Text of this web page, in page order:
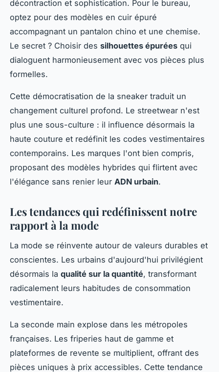
décontraction et sophistication. Pour le bureau,
optez pour des modèles en cuir épuré
accompagnant un pantalon chino et une chemise.
Le secret ? Choisir des silhouettes épurées qui
dialoguent harmonieusement avec vos pièces plus
formelles.
Cette démocratisation de la sneaker traduit un
changement culturel profond. Le streetwear n'est
plus une sous-culture : il influence désormais la
haute couture et redéfinit les codes vestimentaires
contemporains. Les marques l'ont bien compris,
proposant des modèles hybrides qui flirtent avec
l'élégance sans renier leur ADN urbain.
Les tendances qui redéfinissent notre
rapport à la mode
La mode se réinvente autour de valeurs durables et
conscientes. Les urbains d'aujourd'hui privilégient
désormais la qualité sur la quantité, transformant
radicalement leurs habitudes de consommation
vestimentaire.
La seconde main explose dans les métropoles
françaises. Les friperies haut de gamme et
plateformes de revente se multiplient, offrant des
pièces uniques à prix accessibles. Cette tendance